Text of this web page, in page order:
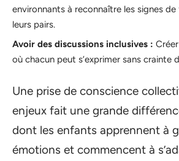
environnants à reconnaître les signes
leurs pairs.
Avoir des discussions inclusives :
où chacun peut s’exprimer sans crainte
Une prise de conscience
enjeux fait une grande
dont les enfants apprennent à
émotions et commencent à